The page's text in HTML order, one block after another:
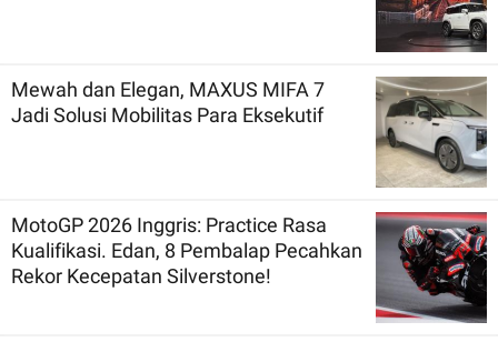
Mewah dan Elegan, MAXUS MIFA 7
Jadi Solusi Mobilitas Para Eksekutif
MotoGP 2026 Inggris: Practice Rasa
Kualifikasi. Edan, 8 Pembalap Pecahkan
Rekor Kecepatan Silverstone!